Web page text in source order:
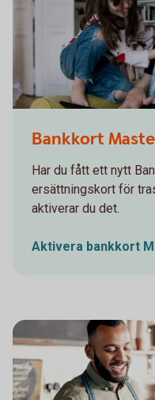
Bankkort
Har du fått ett nytt
ersättningskort för
aktiverar du det.
Aktivera bankkort